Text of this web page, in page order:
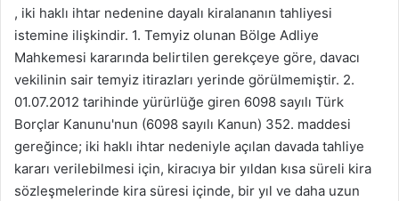
, iki haklı ihtar nedenine dayalı kiralananın tahliyesi
istemine ilişkindir. 1. Temyiz olunan Bölge Adliye
Mahkemesi kararında belirtilen gerekçeye göre, davacı
vekilinin sair temyiz itirazları yerinde görülmemiştir. 2.
01.07.2012 tarihinde yürürlüğe giren 6098 sayılı Türk
Borçlar Kanunu'nun (6098 sayılı Kanun) 352. maddesi
gereğince; iki haklı ihtar nedeniyle açılan davada tahliye
kararı verilebilmesi için, kiracıya bir yıldan kısa süreli kira
sözleşmelerinde kira süresi içinde, bir yıl ve daha uzun